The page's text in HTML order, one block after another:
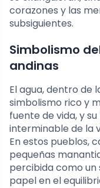
corazones y las
subsiguientes.
Simbolismo
andinas
El agua, dentro de
simbolismo rico y
fuente de vida, y
interminable de la
En estos pueblos,
pequeñas
percibida como
papel en el